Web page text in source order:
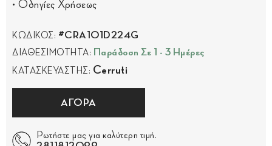
• Οδηγίες Χρήσεως
ΚΩΔΙΚΟΣ: #CRA101D224G
ΔΙΑΘΕΣΙΜΟΤΗΤΑ: Παράδοση Σε 1 - 3 Ημέρες
ΚΑΤΑΣΚΕΥΑΣΤΗΣ: Cerruti
ΑΓΟΡΑ
Ρωτήστε μας για καλύτερη τιμή.